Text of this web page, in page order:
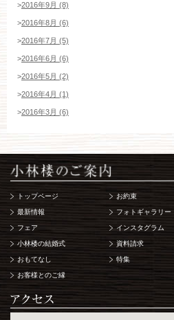
>2016年9月 (8)
>2016年8月 (6)
>2016年7月 (5)
>2016年6月 (6)
>2016年5月 (2)
>2016年4月 (1)
>2016年3月 (6)
トップページ
最新情報
フェア
小林楼の結婚式
おもてなし
お客様とのご縁
お約束
フォトギャラリー
インスタグラム
資料請求
特集